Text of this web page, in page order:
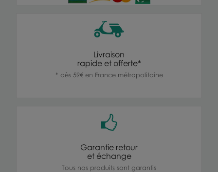
Livraison
rapide et offerte*
* dès 59€ en France métropolitaine
Garantie retour
et échange
Tous nos produits sont garantis